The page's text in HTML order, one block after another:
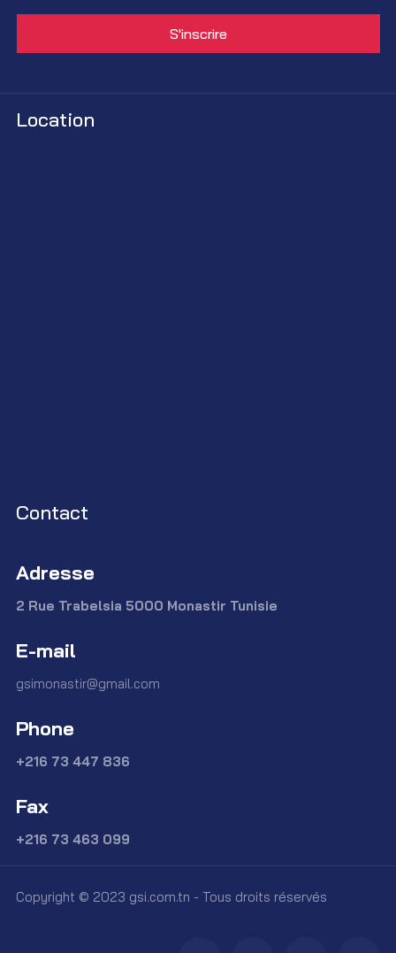
Location
Contact
Adresse
2 Rue Trabelsia 5000 Monastir Tunisie
E-mail
gsimonastir@gmail.com
Phone
+216 73 447 836
Fax
+216 73 463 099
Copyright © 2023 gsi.com.tn - Tous droits réservés